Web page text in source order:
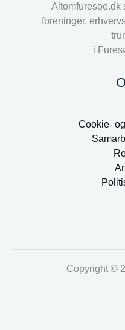
Altomfuresoe.dk
foreninger,
i
Cookie-
Copyright ©